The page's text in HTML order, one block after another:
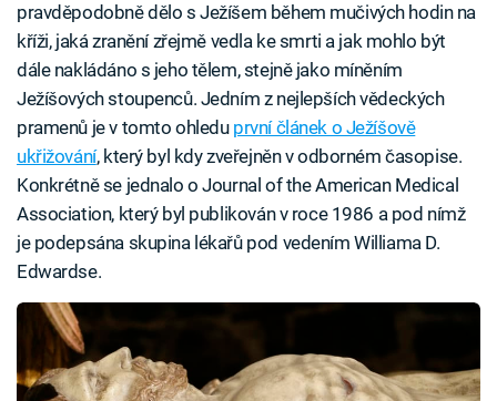
pravděpodobně dělo s Ježíšem během mučivých hodin na
kříži, jaká zranění zřejmě vedla ke smrti a jak mohlo být
dále nakládáno s jeho tělem, stejně jako míněním
Ježíšových stoupenců. Jedním z nejlepších vědeckých
pramenů je v tomto ohledu první článek o Ježíšově
ukřižování, který byl kdy zveřejněn v odborném časopise.
Konkrétně se jednalo o Journal of the American Medical
Association, který byl publikován v roce 1986 a pod nímž
je podepsána skupina lékařů pod vedením Williama D.
Edwardse.